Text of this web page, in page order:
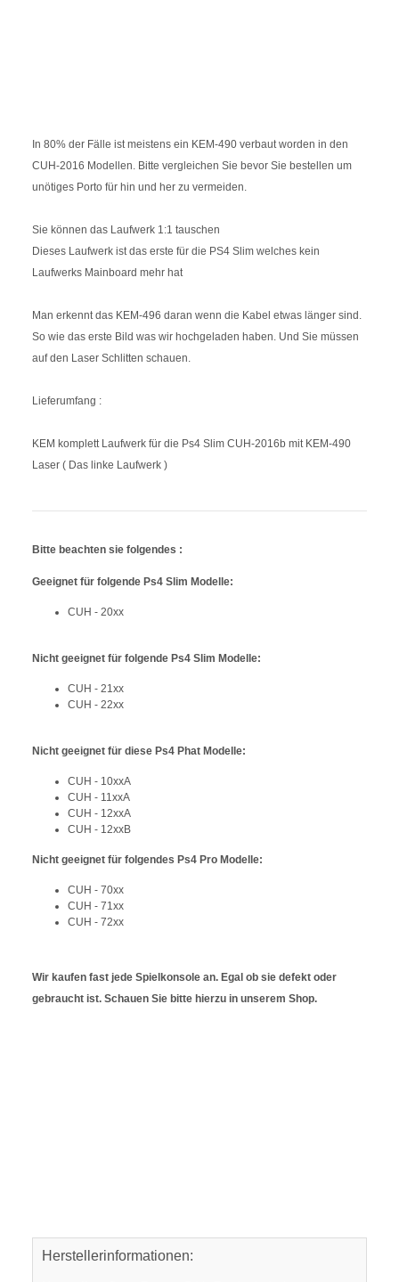
In 80% der Fälle ist meistens ein KEM-490 verbaut worden in den
CUH-2016 Modellen. Bitte vergleichen Sie bevor Sie bestellen um
unötiges Porto für hin und her zu vermeiden.
Sie können das Laufwerk 1:1 tauschen
Dieses Laufwerk ist das erste für die PS4 Slim welches kein
Laufwerks Mainboard mehr hat
Man erkennt das KEM-496 daran wenn die Kabel etwas länger sind.
So wie das erste Bild was wir hochgeladen haben. Und Sie müssen
auf den Laser Schlitten schauen.
Lieferumfang :
KEM komplett Laufwerk für die Ps4 Slim CUH-2016b mit KEM-490
Laser ( Das linke Laufwerk )
Bitte beachten sie folgendes :
Geeignet für folgende Ps4 Slim Modelle:
CUH - 20xx
Nicht geeignet für folgende Ps4 Slim Modelle:
CUH - 21xx
CUH - 22xx
Nicht geeignet für diese Ps4 Phat Modelle:
CUH - 10xxA
CUH - 11xxA
CUH - 12xxA
CUH - 12xxB
Nicht geeignet für folgendes Ps4 Pro Modelle:
CUH - 70xx
CUH - 71xx
CUH - 72xx
Wir kaufen fast jede Spielkonsole an. Egal ob sie defekt oder
gebraucht ist. Schauen Sie bitte hierzu in unserem Shop.
Herstellerinformationen: